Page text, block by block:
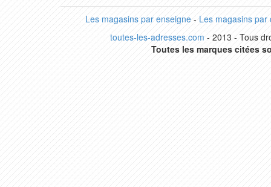
Les magasins par enseigne- Les magasins par
toutes-les-adresses.com - 2013 - Tous
Toutes les marques citées